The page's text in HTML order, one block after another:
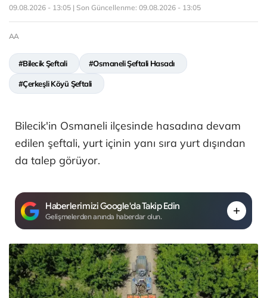
09.08.2026 - 13:05 | Son Güncellenme: 09.08.2026 - 13:05
AA
#Bilecik Şeftali #Osmaneli Şeftali Hasadı
#Çerkeşli Köyü Şeftali
Bilecik'in Osmaneli ilçesinde hasadına devam
edilen şeftali, yurt içinin yanı sıra yurt dışından
da talep görüyor.
Haberlerimizi Google'da Takip Edin
Gelişmelerden anında haberdar olun.